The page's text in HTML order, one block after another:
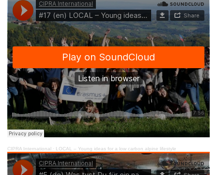
CIPRA International · LOCAL – Young ideas for a low carbon alpine lifestyle